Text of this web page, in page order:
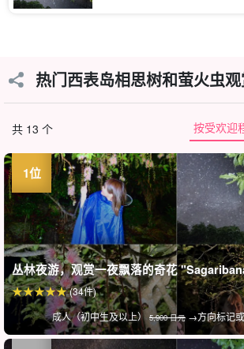
热门西表岛相思树和萤火虫
共 13 个 按受欢迎
丛林夜游，观赏一夜飘落的奇花
成人（初中生及以上） 5,900 日元 →方向标记
(34件)